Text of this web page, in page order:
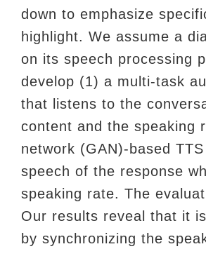
down to emphasize
highlight. We assume a
on its speech processing
develop (1) a multi-task
that listens to the
content and the speaking
network (GAN)-based
speech of the response
speaking rate. The
Our results reveal that it
by synchronizing the